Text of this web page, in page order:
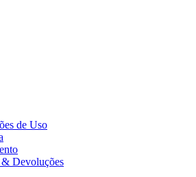
de Uso
Devoluções